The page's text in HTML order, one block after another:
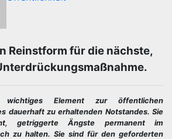
Reinstform für die nächste,
Element zur öffentlichen
dauerhaft zu erhaltenden Notstandes. Sie
getriggerte Ängste permanent im
zu halten. Sie sind für den geforderten